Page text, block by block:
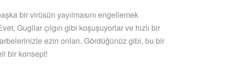
bir virüsün yayılmasını engellemek
Gugllar çılgın gibi koşuşuyorlar ve hızlı bir
ezin onları. Gördüğünüz gibi, bu bir
bir konsept!